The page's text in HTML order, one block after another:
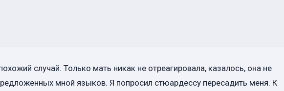
случай. Только мать никак не отреагировала, казалось, она не
мной языков. Я попросил стюардессу пересадить меня. К